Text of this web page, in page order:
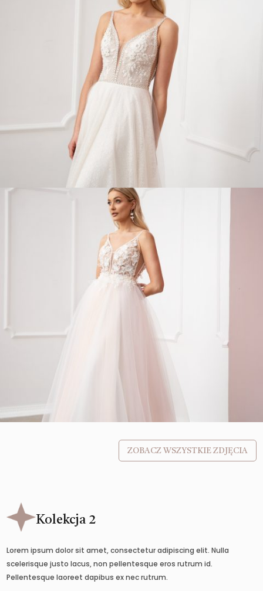
ZOBACZ WSZYSTKIE ZDJĘCIA
Kolekcja 2
Lorem ipsum dolor sit amet, consectetur adipiscing elit. Nulla
scelerisque justo lacus, non pellentesque eros rutrum id.
Pellentesque laoreet dapibus ex nec rutrum.